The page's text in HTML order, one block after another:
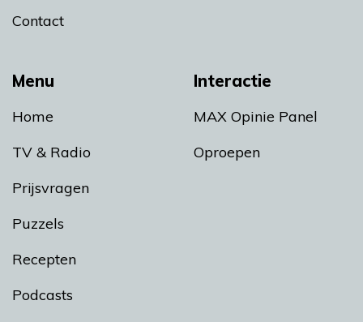
Menu
Home
TV & Radio
Prijsvragen
Puzzels
Recepten
Podcasts
Interactie
MAX Opinie Panel
Oproepen
Contact